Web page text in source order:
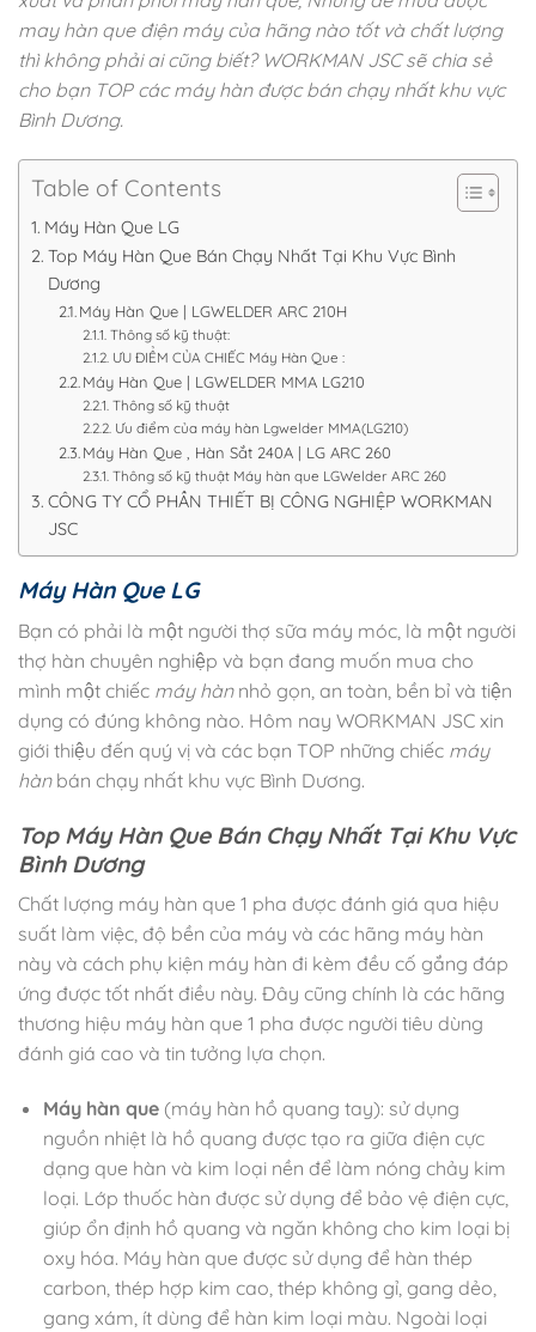
may hàn que điện máy của hãng nào tốt và chất lượng
thì không phải ai cũng biết? WORKMAN JSC sẽ chia sẻ
cho bạn TOP các máy hàn được bán chạy nhất khu vực
Bình Dương.
Table of Contents
Máy Hàn Que LG
Top Máy Hàn Que Bán Chạy Nhất Tại Khu Vực Bình
Dương
Máy Hàn Que | LGWELDER ARC 210H
Thông số kỹ thuật:
ƯU ĐIỂM CỦA CHIẾC Máy Hàn Que :
Máy Hàn Que | LGWELDER MMA LG210
Thông số kỹ thuật
Ưu điểm của máy hàn Lgwelder MMA(LG210)
Máy Hàn Que , Hàn Sắt 240A | LG ARC 260
Thông số kỹ thuật Máy hàn que LGWelder ARC 260
CÔNG TY CỔ PHẦN THIẾT BỊ CÔNG NGHIỆP WORKMAN
JSC
Máy Hàn Que LG
Bạn có phải là một người thợ sữa máy móc, là một người
thợ hàn chuyên nghiệp và bạn đang muốn mua cho
mình một chiếc máy hànnhỏ gọn, an toàn, bền bỉ và tiện
dụng có đúng không nào. Hôm nay WORKMAN JSC xin
giới thiệu đến quý vị và các bạn TOP những chiếc máy
hànbán chạy nhất khu vực Bình Dương.
Top Máy Hàn Que Bán Chạy Nhất Tại Khu Vực
Bình Dương
Chất lượng máy hàn que 1 pha được đánh giá qua hiệu
suất làm việc, độ bền của máy và các hãng máy hàn
này và cách phụ kiện máy hàn đi kèm đều cố gắng đáp
ứng được tốt nhất điều này. Đây cũng chính là các hãng
thương hiệu máy hàn que 1 pha được người tiêu dùng
đánh giá cao và tin tưởng lựa chọn.
Máy hàn que(máy hàn hồ quang tay): sử dụng
nguồn nhiệt là hồ quang được tạo ra giữa điện cực
dạng que hàn và kim loại nền để làm nóng chảy kim
loại. Lớp thuốc hàn được sử dụng để bảo vệ điện cực,
giúp ổn định hồ quang và ngăn không cho kim loại bị
oxy hóa. Máy hàn que được sử dụng để hàn thép
carbon, thép hợp kim cao, thép không gỉ, gang dẻo,
gang xám, ít dùng để hàn kim loại màu. Ngoài loại